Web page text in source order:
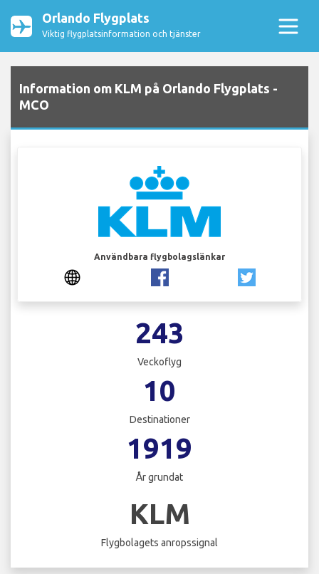
Orlando Flygplats
Viktig flygplatsinformation och tjänster
Information om KLM på Orlando Flygplats -
MCO
Användbara flygbolagslänkar
243
Veckoflyg
10
Destinationer
1919
År grundat
KLM
Flygbolagets anropssignal